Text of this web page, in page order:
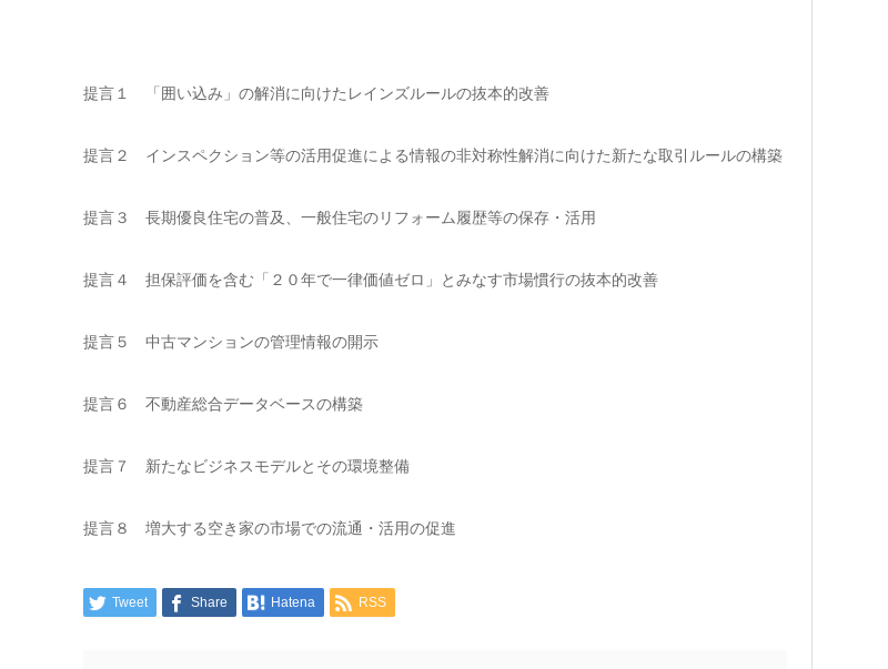
提言１ 「囲い込み」の解消に向けたレインズルールの抜本的改善
提言２ インスペクション等の活用促進による情報の非対称性解消に向けた新たな取引ルールの構築
提言３ 長期優良住宅の普及、一般住宅のリフォーム履歴等の保存・活用
提言４ 担保評価を含む「２０年で一律価値ゼロ」とみなす市場慣行の抜本的改善
提言５ 中古マンションの管理情報の開示
提言６ 不動産総合データベースの構築
提言７ 新たなビジネスモデルとその環境整備
提言８ 増大する空き家の市場での流通・活用の促進
Tweet Share Hatena RSS